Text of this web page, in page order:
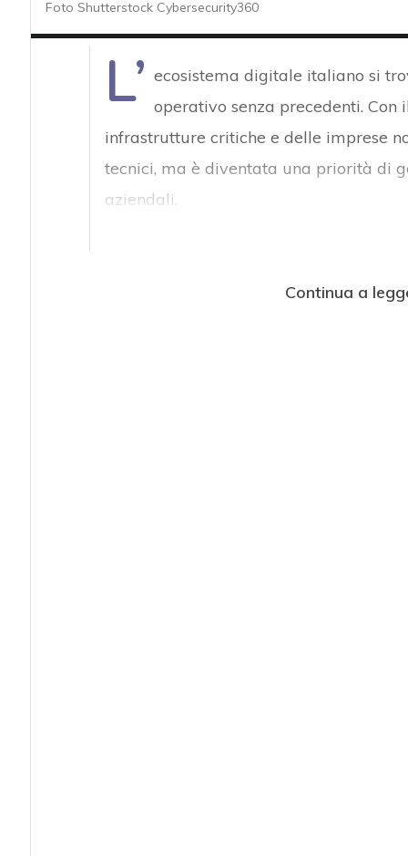
Foto Shutterstock Cybersecurity360
L’ ecosistema digitale italiano si
operativo senza precedenti.
infrastrutture critiche e delle imprese
tecnici, ma è diventata una priorità di
aziendali.
Continua a